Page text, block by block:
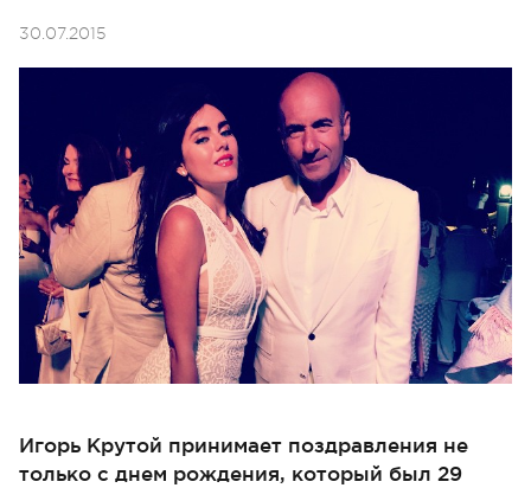
30.07.2015
Игорь Крутой принимает поздравления не
только с днем рождения, который был 29